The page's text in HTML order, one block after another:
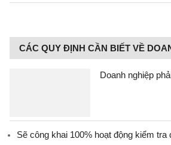
CÁC QUY ĐỊNH CẦN BIẾT VỀ
Doanh nghiệp
Sẽ công khai 100% hoạt động kiểm tra